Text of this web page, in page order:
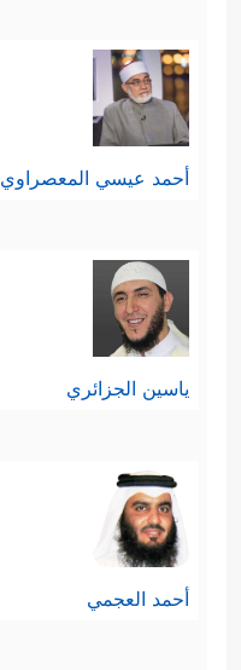
أحمد عيسي المعصراوي
ياسين الجزائري
أحمد العجمي